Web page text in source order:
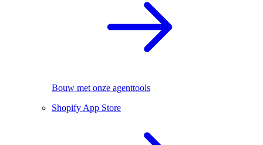
Bouw met onze agenttools
Shopify App Store